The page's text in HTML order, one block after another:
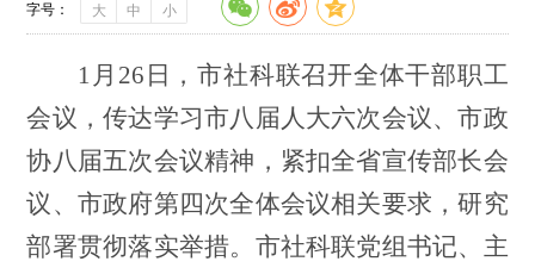
字号： 大 中 小
1月26日，市社科联召开全体干部职工
会议 ，传达学习市八届人大六次会议、市政
协八届五次会议精神， 紧扣全省宣传部长会
议、市政府第四次全体会议相关要求，研究
部署贯彻落实举措。 市社科联党组书记、主